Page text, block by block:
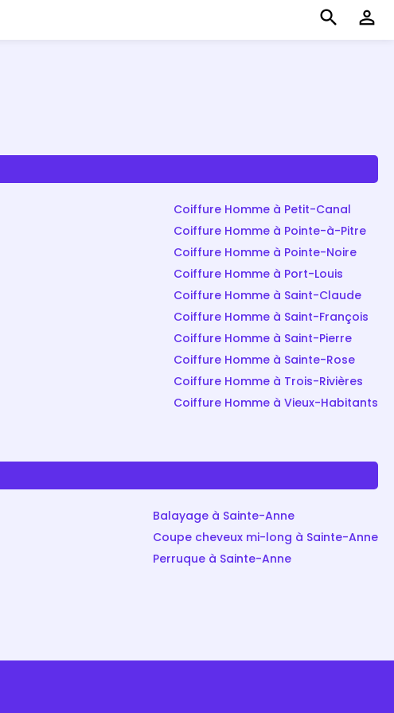
search perm_identity
Coiffure Homme à Petit-Canal
Coiffure Homme à Pointe-à-Pitre
Coiffure Homme à Pointe-Noire
Coiffure Homme à Port-Louis
Coiffure Homme à Saint-Claude
Coiffure Homme à Saint-François
Coiffure Homme à Saint-Pierre
Coiffure Homme à Sainte-Rose
Coiffure Homme à Trois-Rivières
Coiffure Homme à Vieux-Habitants
Balayage à Sainte-Anne
Coupe cheveux mi-long à Sainte-Anne
Perruque à Sainte-Anne